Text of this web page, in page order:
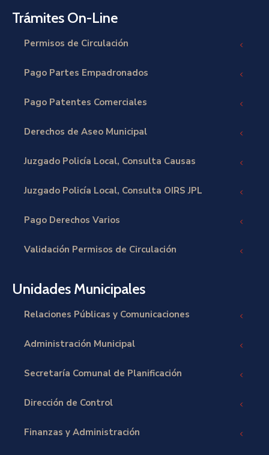
Trámites On-Line
Permisos de Circulación
Pago Partes Empadronados
Pago Patentes Comerciales
Derechos de Aseo Municipal
Juzgado Policía Local, Consulta Causas
Juzgado Policía Local, Consulta OIRS JPL
Pago Derechos Varios
Validación Permisos de Circulación
Unidades Municipales
Relaciones Públicas y Comunicaciones
Administración Municipal
Secretaría Comunal de Planificación
Dirección de Control
Finanzas y Administración